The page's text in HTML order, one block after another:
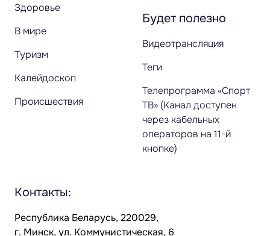
Здоровье
В мире
Туризм
Калейдоскоп
Происшествия
Будет полезно
Видеотрансляция
Теги
Телепрограмма «Спорт
ТВ» (Канал доступен
через кабельных
операторов на 11-й
кнопке)
Контакты:
Республика Беларусь, 220029,
г. Минск, ул. Коммунистическая, 6